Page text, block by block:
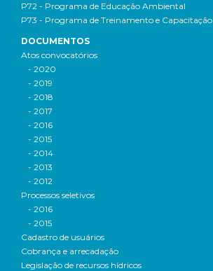
P72 - Programa de Educação Ambiental
P73 - Programa de Treinamento e Capacitação
DOCUMENTOS
Atos convocatórios
- 2020
- 2019
- 2018
- 2017
- 2016
- 2015
- 2014
- 2013
- 2012
Processos seletivos
- 2016
- 2015
Cadastro de usuários
Cobrança e arrecadação
Legislação de recursos hídricos